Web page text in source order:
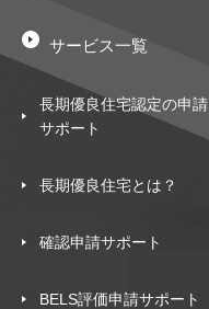
サービス一覧
長期優良住宅認定の申請
サポート
長期優良住宅とは？
確認申請サポート
BELS評価申請サポート